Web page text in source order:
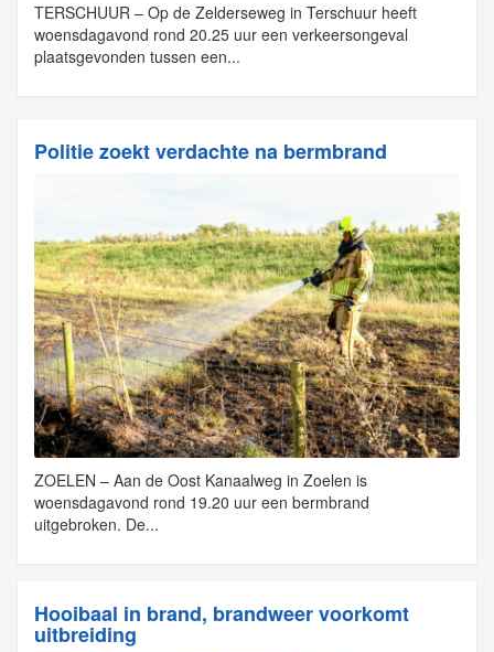
TERSCHUUR – Op de Zelderseweg in Terschuur heeft
woensdagavond rond 20.25 uur een verkeersongeval
plaatsgevonden tussen een...
Politie zoekt verdachte na bermbrand
ZOELEN – Aan de Oost Kanaalweg in Zoelen is
woensdagavond rond 19.20 uur een bermbrand
uitgebroken. De...
Hooibaal in brand, brandweer voorkomt
uitbreiding